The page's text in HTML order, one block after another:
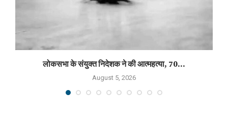
लोकसभा के संयुक्त निदेशक ने की आत्महत्या, 70...
August 5, 2026